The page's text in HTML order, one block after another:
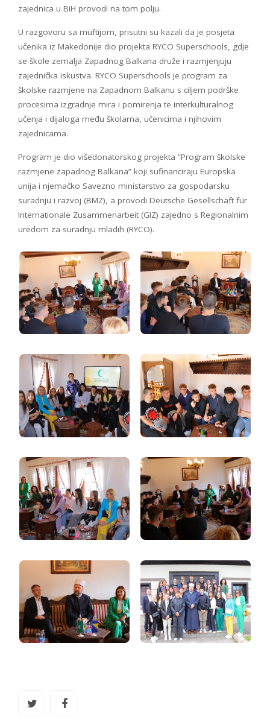
zajednica u BiH provodi na tom polju.
U razgovoru sa muftijom, prisutni su kazali da je posjeta
učenika iz Makedonije dio projekta RYCO Superschools, gdje
se škole zemalja Zapadnog Balkana druže i razmjenjuju
zajednička iskustva. RYCO Superschools je program za
školske razmjene na Zapadnom Balkanu s ciljem podrške
procesima izgradnje mira i pomirenja te interkulturalnog
učenja i dijaloga među školama, učenicima i njihovim
zajednicama.
Program je dio višedonatorskog projekta “Program školske
razmjene zapadnog Balkana” koji sufinanciraju Europska
unija i njemačko Savezno ministarstvo za gospodarsku
suradnju i razvoj (BMZ), a provodi Deutsche Gesellschaft für
Internationale Zusammenarbeit (GIZ) zajedno s Regionalnim
uredom za suradnju mladih (RYCO).